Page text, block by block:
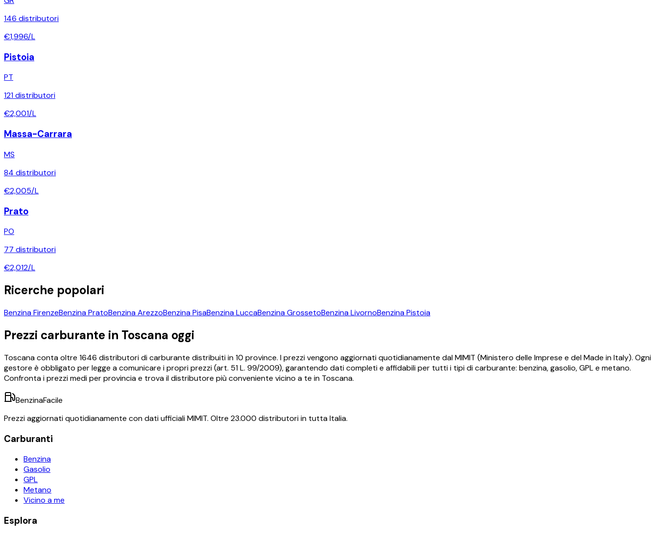
146 distributori
€1,996/L
Pistoia
PT
121distributori
€2,001/L
Massa-Carrara
MS
84 distributori
€2,005/L
Prato
PO
77 distributori
€2,012/L
Ricerche popolari
BenzinaFirenzeBenzinaPratoBenzinaArezzoBenzinaPisaBenzinaLuccaBenzinaGrossetoBenzinaLivornoBenzinaPistoia
Prezzi carburante in Toscana oggi
Toscanaconta oltre 1646 distributori di carburante distribuiti in10 province. I prezzi vengono aggiornati quotidianamente dal MIMIT (Ministero delle Imprese e del Made in Italy). Ogni
gestore è obbligato per legge a comunicare i propri prezzi (art. 51 L. 99/2009), garantendo dati completi e affidabili per tutti i tipi di carburante: benzina, gasolio, GPL e metano.
Confronta i prezzi medi per provincia e trova il distributore più conveniente vicino a te in Toscana.
BenzinaFacile
Prezzi aggiornati quotidianamente con dati ufficiali MIMIT. Oltre 23.000 distributori in tutta Italia.
Carburanti
Benzina
Gasolio
GPL
Metano
Vicino a me
Esplora